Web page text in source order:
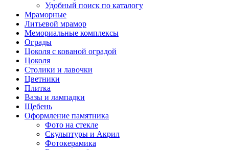
Удобный поиск по каталогу
Мраморные
Литьевой мрамор
Мемориальные комплексы
Ограды
Цоколя с кованой оградой
Цоколя
Столики и лавочки
Цветники
Плитка
Вазы и лампадки
Щебень
Оформление памятника
Фото на стекле
Скульптуры и Акрил
Фотокерамика